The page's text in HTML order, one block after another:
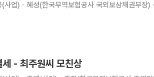
업)ㆍ혜성(한국무역보험공사 국외보상채권부
- 최주원씨 모친상